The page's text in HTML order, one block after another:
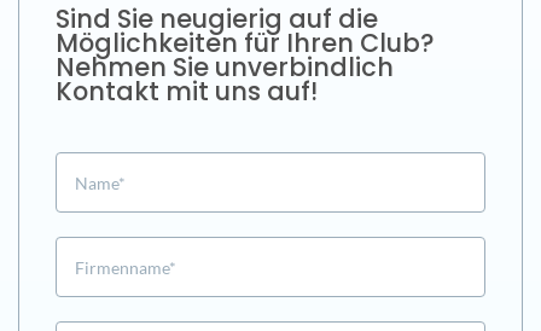
Sind Sie neugierig auf die
Möglichkeiten für Ihren Club?
Nehmen Sie unverbindlich
Kontakt mit uns auf!